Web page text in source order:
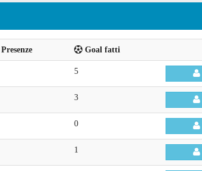
Presenze Goal fatti
5
3
0
1